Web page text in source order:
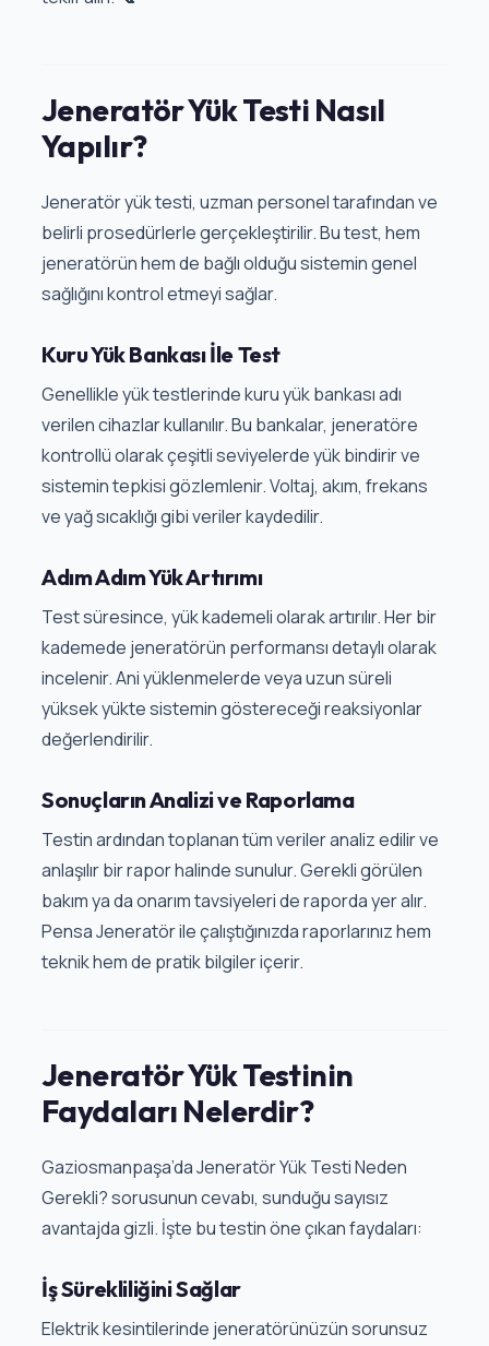
Jeneratör Yük Testi Nasıl
Yapılır?
Jeneratör yük testi, uzman personel tarafından ve
belirli prosedürlerle gerçekleştirilir. Bu test, hem
jeneratörün hem de bağlı olduğu sistemin genel
sağlığını kontrol etmeyi sağlar.
Kuru Yük Bankası İle Test
Genellikle yük testlerinde kuru yük bankası adı
verilen cihazlar kullanılır. Bu bankalar, jeneratöre
kontrollü olarak çeşitli seviyelerde yük bindirir ve
sistemin tepkisi gözlemlenir. Voltaj, akım, frekans
ve yağ sıcaklığı gibi veriler kaydedilir.
Adım Adım Yük Artırımı
Test süresince, yük kademeli olarak artırılır. Her bir
kademede jeneratörün performansı detaylı olarak
incelenir. Ani yüklenmelerde veya uzun süreli
yüksek yükte sistemin göstereceği reaksiyonlar
değerlendirilir.
Sonuçların Analizi ve Raporlama
Testin ardından toplanan tüm veriler analiz edilir ve
anlaşılır bir rapor halinde sunulur. Gerekli görülen
bakım ya da onarım tavsiyeleri de raporda yer alır.
Pensa Jeneratör ile çalıştığınızda raporlarınız hem
teknik hem de pratik bilgiler içerir.
Jeneratör Yük Testinin
Faydaları Nelerdir?
Gaziosmanpaşa’da Jeneratör Yük Testi Neden
Gerekli? sorusunun cevabı, sunduğu sayısız
avantajda gizli. İşte bu testin öne çıkan faydaları:
İş Sürekliliğini Sağlar
Elektrik kesintilerinde jeneratörünüzün sorunsuz